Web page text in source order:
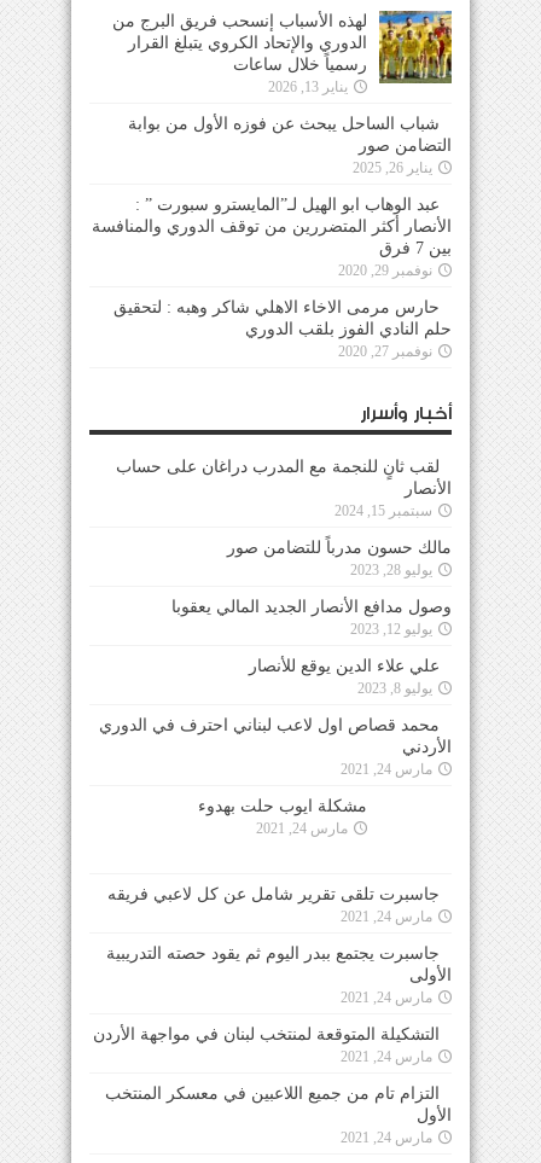
لهذه الأسباب إنسحب فريق البرج من
الدوري والإتحاد الكروي يتبلغ القرار
رسمياً خلال ساعات
يناير 13, 2026
شباب الساحل يبحث عن فوزه الأول من بوابة
التضامن صور
يناير 26, 2025
عبد الوهاب ابو الهيل لـ”المايسترو سبورت ” :
الأنصار أكثر المتضررين من توقف الدوري والمنافسة
بين 7 فرق
نوفمبر 29, 2020
حارس مرمى الاخاء الاهلي شاكر وهبه : لتحقيق
حلم النادي الفوز بلقب الدوري
نوفمبر 27, 2020
أخبار وأسرار
لقب ثانٍ للنجمة مع المدرب دراغان على حساب
الأنصار
سبتمبر 15, 2024
مالك حسون مدرباً للتضامن صور
يوليو 28, 2023
وصول مدافع الأنصار الجديد المالي يعقوبا
يوليو 12, 2023
علي علاء الدين يوقع للأنصار
يوليو 8, 2023
محمد قصاص اول لاعب لبناني احترف في الدوري
الأردني
مارس 24, 2021
مشكلة ايوب حلت بهدوء
مارس 24, 2021
جاسبرت يجتمع ببدر اليوم ثم يقود حصته التدريبية
الأولى
مارس 24, 2021
التشكيلة المتوقعة لمنتخب لبنان في مواجهة الأردن
مارس 24, 2021
التزام تام من جميع اللاعبين في معسكر المنتخب
الأول
مارس 24, 2021